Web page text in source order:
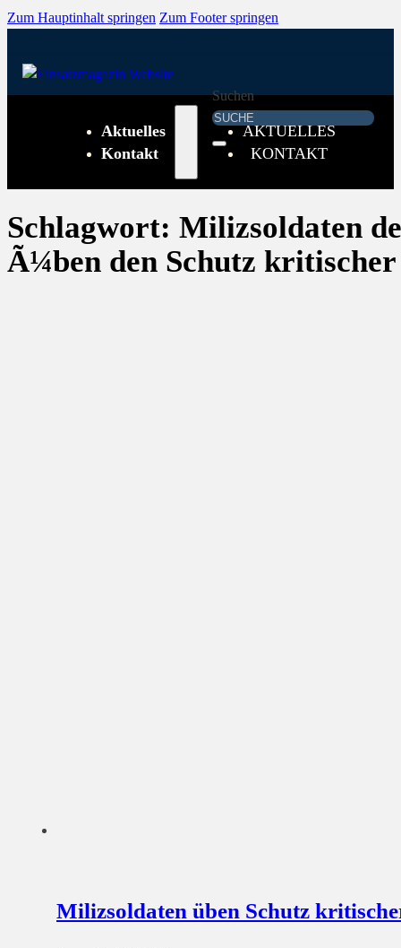
Zum Hauptinhalt springen Zum Footer springen
Suchen
Aktuelles
Kontakt
AKTUELLES
KONTAKT
Schlagwort: Milizsoldaten
Ã¼ben den Schutz
Milizsoldaten üben Schutz